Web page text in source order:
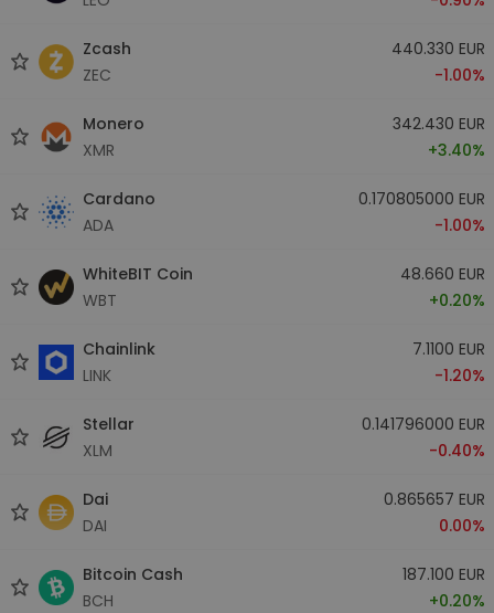
Zcash
ZEC
440.330 EUR
-1.00%
Monero
XMR
342.430 EUR
+3.40%
Cardano
ADA
0.170805000 EUR
-1.00%
WhiteBIT Coin
WBT
48.660 EUR
+0.20%
Chainlink
LINK
7.1100 EUR
-1.20%
Stellar
XLM
0.141796000 EUR
-0.40%
Dai
DAI
0.865657 EUR
0.00%
Bitcoin Cash
BCH
187.100 EUR
+0.20%